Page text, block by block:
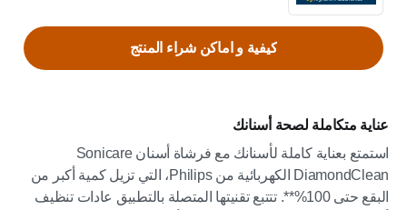
عناية متكاملة لصحة أسنانك
استمتع بعناية كاملة لأسنانك مع فرشاة أسنان Sonicare
DiamondClean الكهربائية من Philips، التي تزيل كمية أكبر من
البقع حتى 100%**. تتتبع تقنيتها المتصلة بالتطبيق عادات تنظيف
كيفية و اماكن شراء المنتج